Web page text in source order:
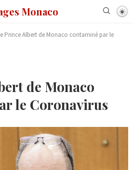
Monaco
Prince Albert de Monaco contaminé par le
de Monaco
le Coronavirus